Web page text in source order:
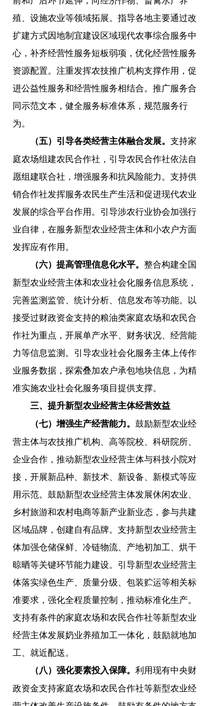
殖、设施农业等领域拓展。指导各地主要通过改
扩建方式因地制宜建设区域现代农事综合服务中
心，补齐经营性服务短板弱项，优化经营性服务
资源配置。注重发挥农技推广机构支撑作用，促
进公益性服务和经营性服务相结合。推广服务合
同示范文本，健全服务标准体系，规范服务行
为。
（五）引导各类经营主体融合发展。支持家
庭农场组建农民合作社，引导农民合作社依法自
愿组建联合社，增强服务和抗风险能力。支持供
销合作社发挥服务农民生产生活和促进现代农业
发展的综合平台作用。引导涉农行业协会加强行
业自律，在服务新型农业经营主体和小农户方面
发挥应有作用。
（六）提高管理信息化水平。整合构建全国
新型农业经营主体和农业社会化服务信息系统，
完善监测监管、统计分析、信息发布等功能。以
接受过财政资金支持的粮油类家庭农场和农民合
作社为重点，开展单产水平、财务状况、经营能
力等信息监测。引导农业社会化服务主体上传作
业服务数据，探索叠加农户承包地块信息，为精
准实施农业社会化服务项目提供支撑。
三、提升新型农业经营主体经营效益
（七）增强生产经营能力。鼓励新型农业经
营主体与农技推广机构、高等院校、科研院所、
企业合作，推动新型农业经营主体与科技小院对
接，开展新品种、新技术、新设备、新模式等应
用示范。鼓励新型农业经营主体发展休闲农业、
乡村旅游和农村电商等新产业新业态，参与共建
区域品牌，创建自有品牌。支持新型农业经营主
体加强仓储保鲜、冷链物流、产地初加工、烘干
晾晒等关键环节能力建设。引导新型农业经营主
体落实绿色生产、质量分级、包装贮运等相关标
准要求，强化全程质量控制，推动标准化生产。
支持有条件的家庭农场和农民合作社等新型农业
经营主体发展奶业养殖加工一体化，鼓励就地加
工、就近配送。
（八）强化要素投入保障。利用现有中央财
政资金支持家庭农场和农民合作社等新型农业经